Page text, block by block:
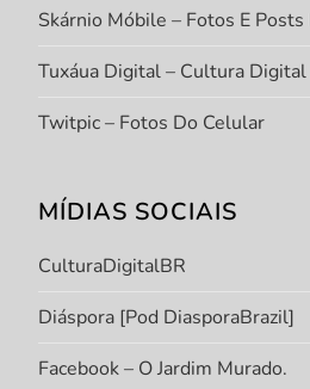
Skárnio Móbile – Fotos E
Tuxáua Digital – Cultura
Twitpic – Fotos Do Celular
MÍDIAS SOCIAIS
CulturaDigitalBR
Diáspora [Pod DiasporaBrazil]
Facebook – O Jardim Murado.